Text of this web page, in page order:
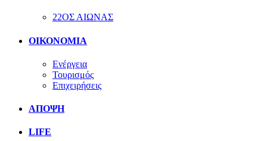
22ΟΣ ΑΙΩΝΑΣ
ΟΙΚΟΝΟΜΙΑ
Ενέργεια
Τουρισμός
Επιχειρήσεις
ΑΠΟΨΗ
LIFE